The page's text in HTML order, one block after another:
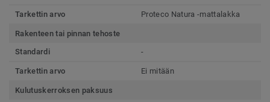
Tarkettin arvo Proteco Natura -mattalakka
Rakenteen tai pinnan tehoste
Standardi
-
Tarkettin arvo Ei mitään
Kulutuskerroksen paksuus